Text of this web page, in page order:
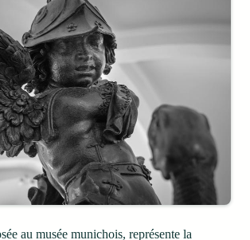
au musée munichois, représente la